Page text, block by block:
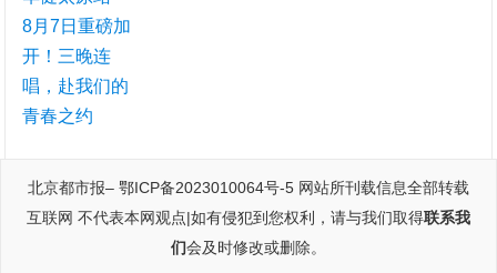
北京都市报– 鄂ICP备2023010064号-5 网站所刊载信息全部转载
互联网 不代表本网观点|如有侵犯到您权利，请与我们取得联系我
们会及时修改或删除。